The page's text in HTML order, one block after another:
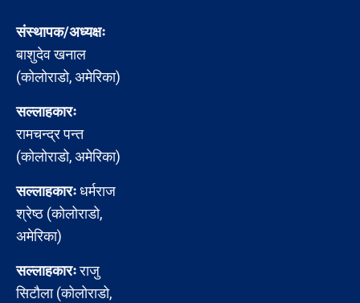
संस्थापक/अध्यक्षः
बाशुदेव खनाल
(कोलोराडो, अमेरिका)
सल्लाहकारः
रामचन्द्र पन्त
(कोलोराडो, अमेरिका)
सल्लाहकारःधर्मराज
श्रेष्ठ (कोलोराडो,
अमेरिका)
सल्लाहकारःराजु
सिटौला (कोलोराडो,